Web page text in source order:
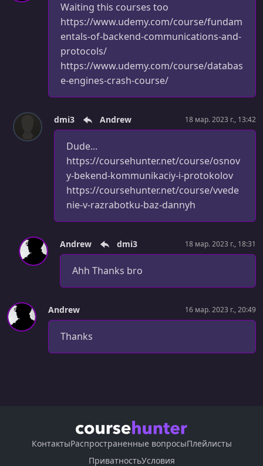
Waiting this courses too
https://www.udemy.com/course/fundam
entals-of-backend-communications-and-
protocols/
https://www.udemy.com/course/databas
e-engines-crash-course/
dmi3 Andrew 18 мар. 2023 г., 13:42
Dude...
https://coursehunter.net/course/osnov
y-bekend-kommunikaciy-i-protokolov
https://coursehunter.net/course/vvede
nie-v-razrabotku-baz-dannyh
Andrew dmi3 18 мар. 2023 г., 18:31
Ahh Thanks bro
Andrew 16 мар. 2023 г., 20:49
Thanks
КонтактыРаспространенные вопросыПлейлисты
ПриватностьУсловия